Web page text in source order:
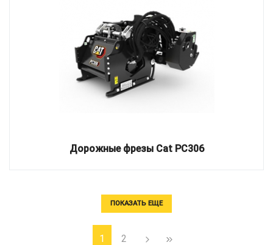
Дорожные фрезы Cat PC306
ПОКАЗАТЬ ЕЩЕ
1 2